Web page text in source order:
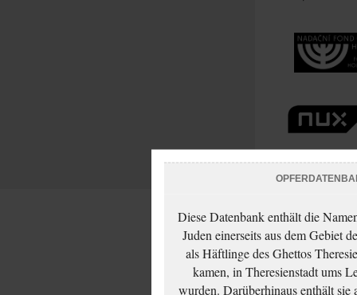
Diese Datenbank enthält die
Juden einerseits aus dem Gebiet
als Häftlinge des Ghettos
kamen, in Theresienstadt ums
wurden. Darüberhinaus enthält